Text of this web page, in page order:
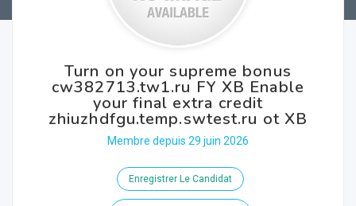
Turn on your supreme bonus
cw382713.tw1.ru FY XB Enable
your final extra credit
zhiuzhdfgu.temp.swtest.ru ot XB
Membre depuis 29 juin 2026
Enregistrer Le Candidat